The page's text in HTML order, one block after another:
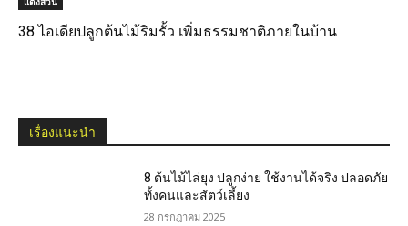
38 ไอเดียปลูกต้นไม้ริมรั้ว เพิ่มธรรมชาติภายในบ้าน
เรื่องแนะนำ
8 ต้นไม้ไล่ยุง ปลูกง่าย ใช้งานได้จริง ปลอดภัย
ทั้งคนและสัตว์เลี้ยง
28 กรกฎาคม 2025